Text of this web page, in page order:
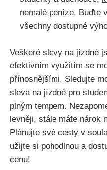
nemalé peníze. Buďte
všechny⁢ dostupné
Veškeré slevy na ⁢jízdné
efektivním využitím⁢ se‌
přínosnějšími. Sledujte⁤
sleva na ‍jízdné pro
plným tempem.
levněji, ⁣stále máte nárok
Plánujte ‌své cesty‌ v
užijte si⁤ pohodlnou⁤ a
cenu!